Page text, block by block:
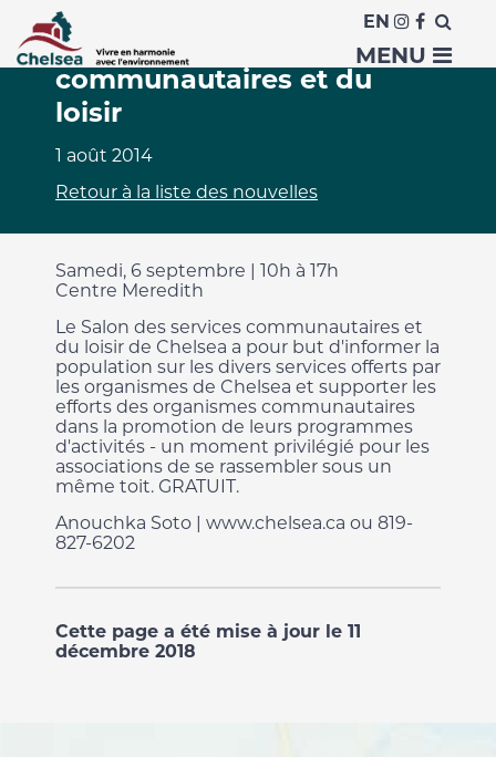
EN
MENU
Salon des services
communautaires et du
loisir
1 août 2014
Retour à la liste des nouvelles
Samedi, 6 septembre | 10h à 17h
Centre Meredith
Le Salon des services communautaires et
du loisir de Chelsea a pour but d'informer la
population sur les divers services offerts par
les organismes de Chelsea et supporter les
efforts des organismes communautaires
dans la promotion de leurs programmes
d'activités - un moment privilégié pour les
associations de se rassembler sous un
même toit. GRATUIT.
Anouchka Soto | www.chelsea.ca ou 819-
827-6202
Cette page a été mise à jour le 11
décembre 2018